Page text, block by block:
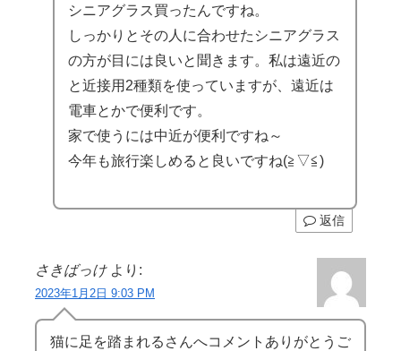
シニアグラス買ったんですね。
しっかりとその人に合わせたシニアグラス
の方が目には良いと聞きます。私は遠近の
と近接用2種類を使っていますが、遠近は
電車とかで便利です。
家で使うには中近が便利ですね～
今年も旅行楽しめると良いですね(≧▽≦)
返信
さきばっけ より:
2023年1月2日 9:03 PM
猫に足を踏まれるさんへコメントありがとうご